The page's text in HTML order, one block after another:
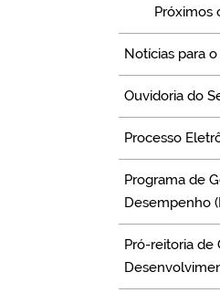
Próximos
Notícias para
Ouvidoria do
Processo
Programa de
Desempenho
Pró-reitoria de